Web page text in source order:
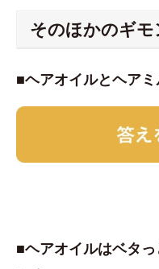
そのほかのギモ
■ヘアオイルとヘア
■ヘアオイルはベタ